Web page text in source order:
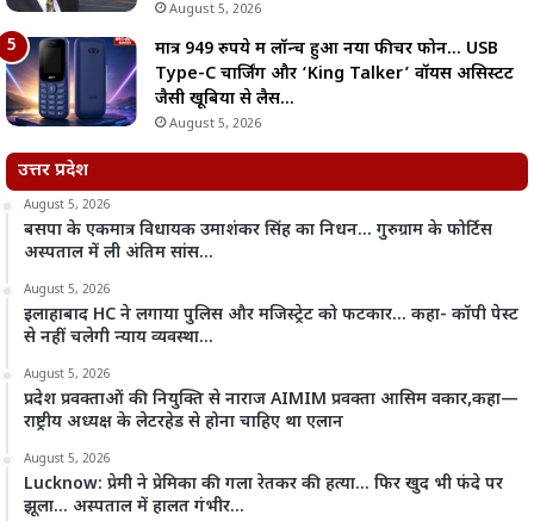
August 5, 2026
मात्र 949 रुपये में लॉन्च हुआ नया फीचर फोन… USB
Type-C चार्जिंग और ‘King Talker’ वॉयस असिस्टेंट
जैसी खूबियों से लैस…
August 5, 2026
उत्तर प्रदेश
August 5, 2026
बसपा के एकमात्र विधायक उमाशंकर सिंह का निधन… गुरुग्राम के फोर्टिस
अस्पताल में ली अंतिम सांस…
August 5, 2026
इलाहाबाद HC ने लगाया पुलिस और मजिस्ट्रेट को फटकार… कहा- कॉपी पेस्ट
से नहीं चलेगी न्याय व्यवस्था…
August 5, 2026
प्रदेश प्रवक्ताओं की नियुक्ति से नाराज AIMIM प्रवक्ता आसिम वकार,कहा—
राष्ट्रीय अध्यक्ष के लेटरहेड से होना चाहिए था एलान
August 5, 2026
Lucknow: प्रेमी ने प्रेमिका की गला रेतकर की हत्या… फिर खुद भी फंदे पर
झूला… अस्पताल में हालत गंभीर…